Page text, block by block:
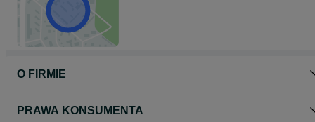
O FIRMIE
PRAWA KONSUMENTA